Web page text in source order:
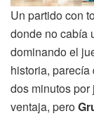
Un partido con
donde no cabía
dominando el
historia,
dos minutos
ventaja, pero